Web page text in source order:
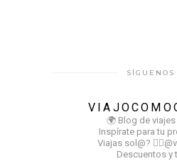
SÍGUENOS
🌍 Blog de viajes
Inspírate para tu
Viajas sol@?
Descuentos y